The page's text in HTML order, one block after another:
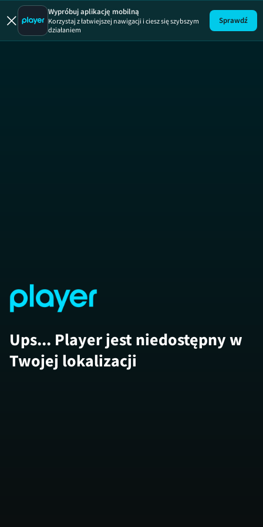
Wypróbuj aplikację mobilną
Korzystaj z łatwiejszej nawigacji i ciesz się szybszym
działaniem
Sprawdź
Ups... Player jest niedostępny w
Twojej lokalizacji